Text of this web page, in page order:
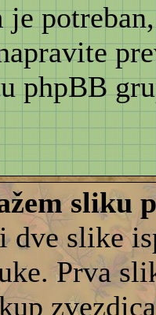
phpBB
sliku
dve slike
Prva